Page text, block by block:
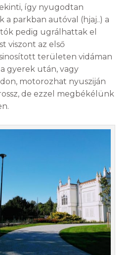
így nyugodtan
parkban autóval (hjaj..) a
pedig ugrálhattak el
viszont az első
területen vidáman
gyerek után, vagy
motorozhat nyusziján
de ezzel megbékélünk